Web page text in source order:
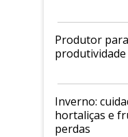
Produtor
Inverno:
hortaliças e
perdas